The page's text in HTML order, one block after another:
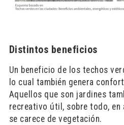
Distintos beneficios
Un beneficio de los techos
lo cual también genera
Aquellos que son jardines
recreativo útil, sobre todo, en
se carece de vegetación.